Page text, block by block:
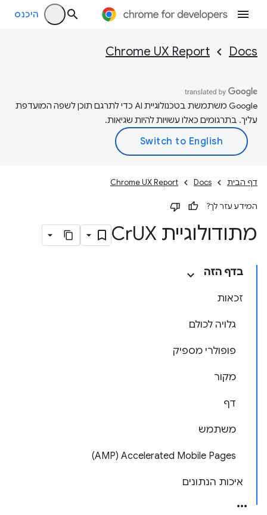
היכנס
Docs
Chrome UX Report
‫Google משתמשת בטכנולוגיית AI כדי לתרגם תוכן לשפה המועדפת
עליך. בתרגומים כאלו עשויות להיות שגיאות.
דף הבית Docs
Chrome UX Report
המידע עזר לך?
מתודולוגיית Cr UX
בדף הזה
זכאות
גלויה לכולם
פופולרי מספיק
מקור
דף
משתמש
Accelerated Mobile Pages ‏(AMP)
איכות הנתונים